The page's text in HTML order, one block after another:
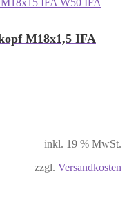
M18x1,5 IFA
inkl. 19 % MwSt.
zzgl. Versandkosten